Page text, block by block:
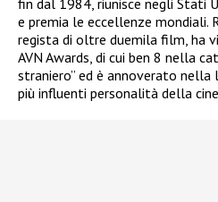
fin dal 1984, riunisce negli Stati
e premia le eccellenze mondiali.
regista di oltre duemila film, ha
AVN Awards, di cui ben 8 nella
straniero” ed è annoverato nella
più influenti personalità della